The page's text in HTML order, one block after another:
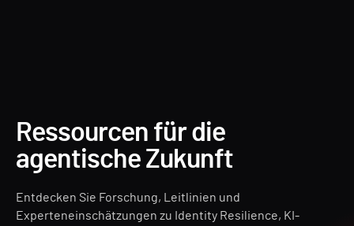
Ressourcen für die
agentische Zukunft
Entdecken Sie Forschung, Leitlinien und
Experteneinschätzungen zu Identity Resilience, KI-